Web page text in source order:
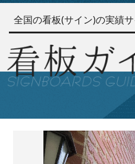
全国の看板(サイン)の実績サ